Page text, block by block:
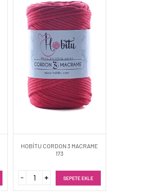
HOBİTU CORDON 3 MACRAME
173
SEPETE EKLE